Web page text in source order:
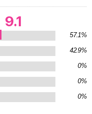
9.1
57.1%
42.9%
0%
0%
0%